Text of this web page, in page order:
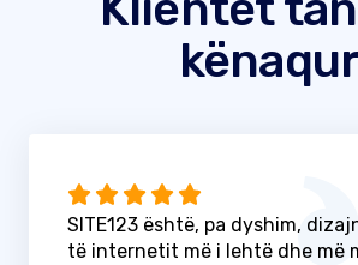
SITE123 është, pa dyshim,
të internetit më i lehtë dhe më